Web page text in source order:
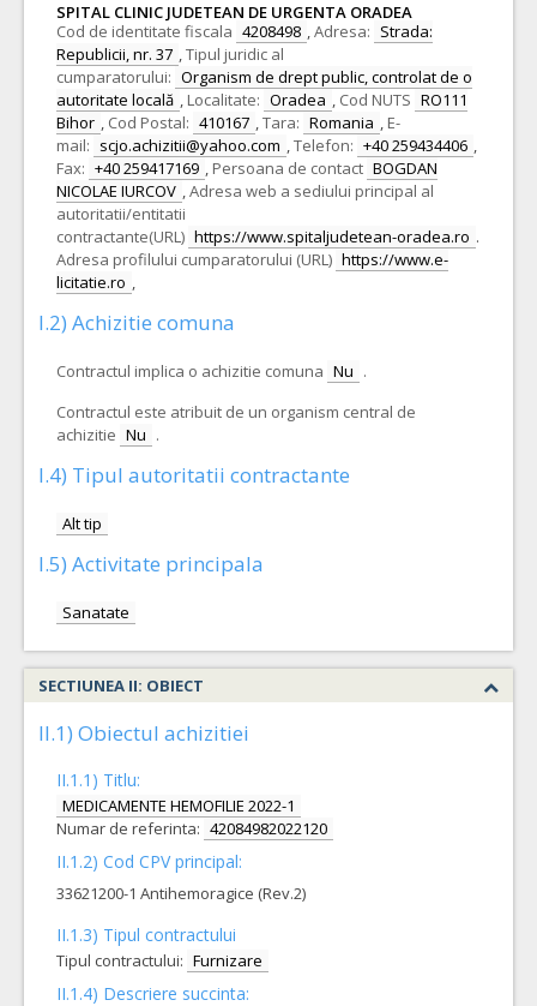
SPITAL CLINIC JUDETEAN DE URGENTA ORADEA
Cod de identitate fiscala 4208498 ,Adresa: Strada:
Republicii, nr. 37 ,Tipul juridic al
cumparatorului: Organism de drept public, controlat de o
autoritate locală , Localitate: Oradea , Cod NUTS RO111
Bihor , Cod Postal: 410167 ,Tara: Romania , E-
mail: scjo.achizitii@yahoo.com ,Telefon: +40 259434406 ,
Fax: +40 259417169 , Persoana de contact BOGDAN
NICOLAE IURCOV ,Adresa web a sediului principal al
autoritatii/entitatii
contractante(URL) https://www.spitaljudetean-oradea.ro .
Adresa profilului cumparatorului (URL) https://www.e-
licitatie.ro ,
I.2) Achizitie comuna
Contractul implica o achizitie comuna Nu .
Contractul este atribuit de un organism central de
achizitie Nu .
I.4) Tipul autoritatii contractante
Alt tip
I.5) Activitate principala
Sanatate
SECTIUNEA II: OBIECT
II.1) Obiectul achizitiei
II.1.1) Titlu:
MEDICAMENTE HEMOFILIE 2022-1
Numar de referinta: 42084982022120
II.1.2) Cod CPV principal:
33621200-1 Antihemoragice (Rev.2)
II.1.3) Tipul contractului
Tipul contractului: Furnizare
II.1.4) Descriere succinta: